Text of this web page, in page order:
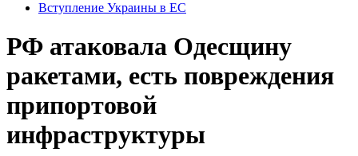
Вступление Украины в ЕС
РФ атаковала Одесщину
ракетами, есть повреждения
припортовой
инфраструктуры